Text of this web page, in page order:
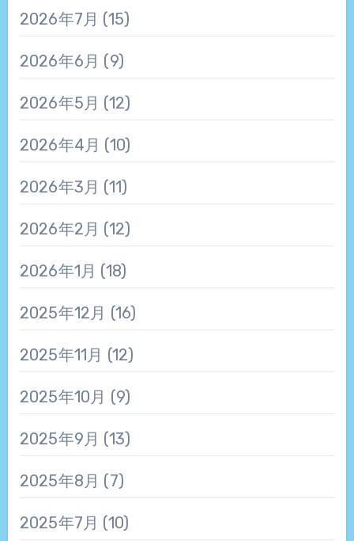
2026年7月 (15)
2026年6月 (9)
2026年5月 (12)
2026年4月 (10)
2026年3月 (11)
2026年2月 (12)
2026年1月 (18)
2025年12月 (16)
2025年11月 (12)
2025年10月 (9)
2025年9月 (13)
2025年8月 (7)
2025年7月 (10)